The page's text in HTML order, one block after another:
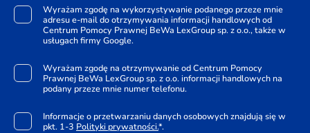
Wyrażam zgodę na wykorzystywanie podanego przeze mnie
adresu e-mail do otrzymywania informacji handlowych od
Centrum Pomocy Prawnej BeWa LexGroup sp. z o.o., także w
usługach firmy Google.
Wyrażam zgodę na otrzymywanie od Centrum Pomocy
Prawnej BeWa LexGroup sp. z o.o. informacji handlowych na
podany przeze mnie numer telefonu.
Informacje o przetwarzaniu danych osobowych znajdują się w
pkt. 1-3 Polityki prywatności.*.